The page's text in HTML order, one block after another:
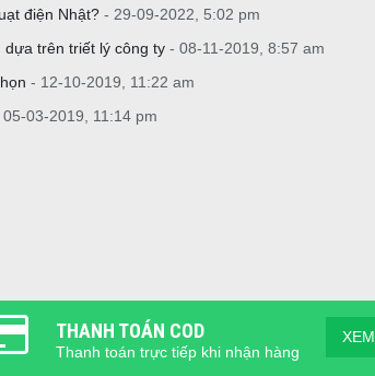
điện Nhật? - 29-09-2022, 5:02 pm
dựa trên triết lý công ty - 08-11-2019, 8:57 am
- 12-10-2019, 11:22 am
05-03-2019, 11:14 pm
THANH TOÁN COD
Thanh toán trực tiếp khi nhận hàng
XEM